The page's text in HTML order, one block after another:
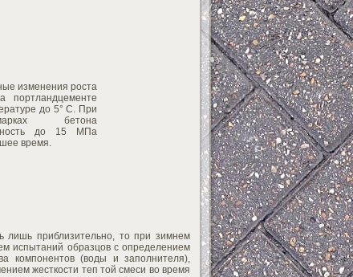
изменения роста
портландцементе
до 5° С. При
бетона
до 15 МПа
время.
лишь приблизительно, то при зимнем
испытаний образцов с определением
компонентов (воды и заполнителя),
жесткости теп той смеси во время